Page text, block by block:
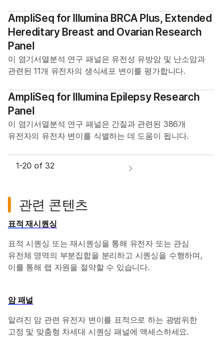
AmpliSeq for Illumina BRCA Plus, Extended
Hereditary Breast and Ovarian Research
Panel
이 염기서열분석 연구 패널은 유전성 유방암 및 난소암과
관련된 11개 유전자의 생식세포 변이를 평가합니다.
AmpliSeq for Illumina Epilepsy Research
Panel
이 염기서열분석 연구 패널은 간질과 관련된 386개
유전자의 유전자 변이를 식별하는 데 도움이 됩니다.
1-20 of 32
관련 콘텐츠
표적 재시퀀싱
표적 시퀀싱 또는 재시퀀싱을 통해 유전자 또는 관심
유전체 영역의 부분집합을 분리하고 시퀀싱을 수행하며,
이를 통해 랩 자원을 절약할 수 있습니다.
암 패널
알려진 암 관련 유전자 변이를 표적으로 하는 광범위한
고정 및 맞춤형 차세대 시퀀싱 패널에 액세스하세요.